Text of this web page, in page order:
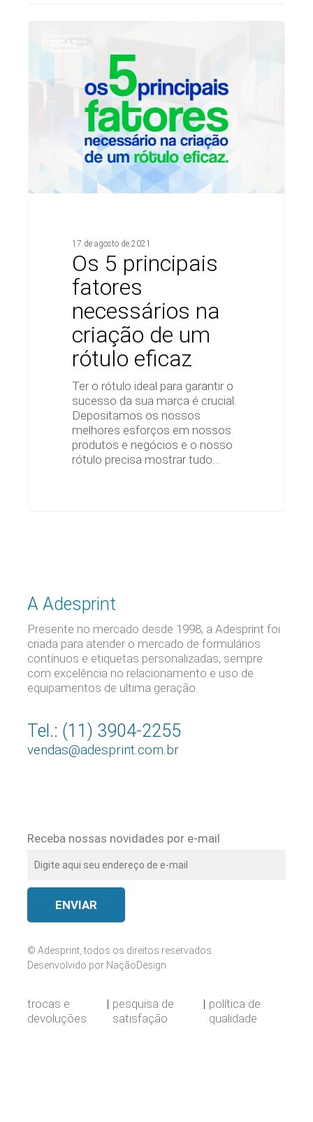
principais
necessários
rótulo
DICAS
17 de agosto de 2021
Os 5 principais
fatores
necessários na
criação de um
rótulo eficaz
Ter o rótulo ideal para garantir o
sucesso da sua marca é crucial.
Depositamos os nossos
melhores esforços em nossos
produtos e negócios e o nosso
rótulo precisa mostrar tudo…
A Adesprint
Presente no mercado desde 1998, a Adesprint foi
criada para atender o mercado de formulários
contínuos e etiquetas personalizadas, sempre
com excelência no relacionamento e uso de
equipamentos de ultima geração.
Tel.: (11) 3904-2255
vendas@adesprint.com.br
Receba nossas novidades por e-mail
© Adesprint, todos os direitos reservados.
Desenvolvido por NaçãoDesign
trocas e
devoluções
pesquisa de
satisfação
política de
qualidade